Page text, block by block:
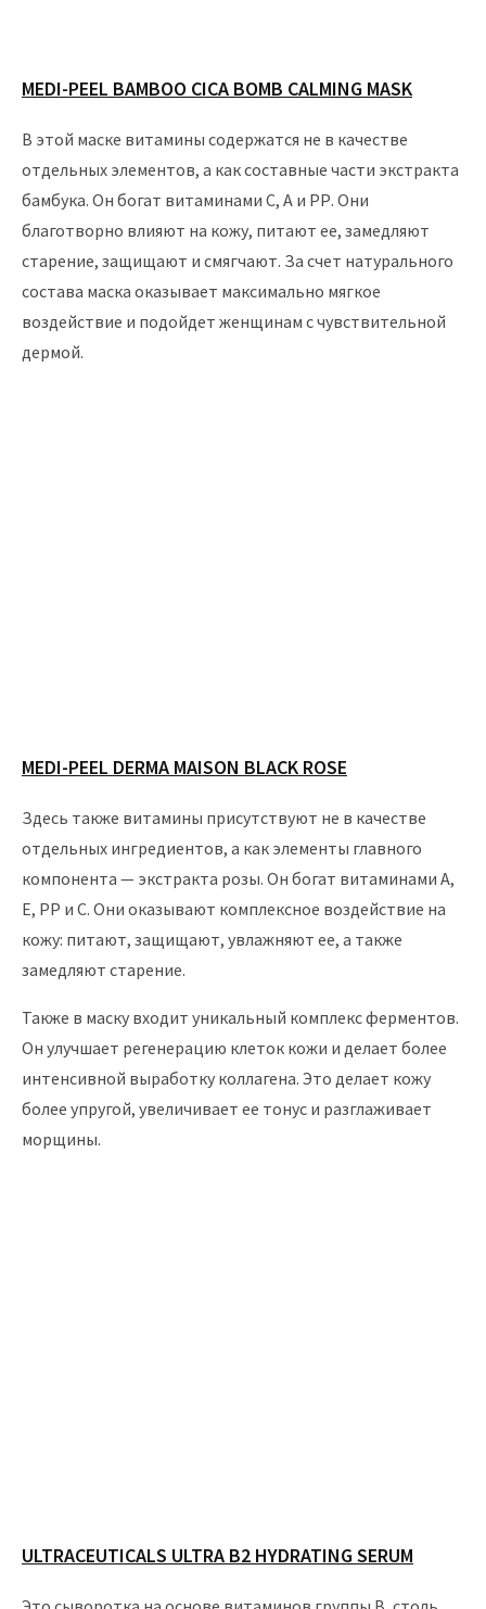
MEDI-PEEL BAMBOO CICA BOMB CALMING MASK
В этой маске витамины содержатся не в качестве
отдельных элементов, а как составные части экстракта
бамбука. Он богат витаминами С, А и РР. Они
благотворно влияют на кожу, питают ее, замедляют
старение, защищают и смягчают. За счет натурального
состава маска оказывает максимально мягкое
воздействие и подойдет женщинам с чувствительной
дермой.
MEDI-PEEL DERMA MAISON BLACK ROSE
Здесь также витамины присутствуют не в качестве
отдельных ингредиентов, а как элементы главного
компонента — экстракта розы. Он богат витаминами А,
Е, РР и С. Они оказывают комплексное воздействие на
кожу: питают, защищают, увлажняют ее, а также
замедляют старение.
Также в маску входит уникальный комплекс ферментов.
Он улучшает регенерацию клеток кожи и делает более
интенсивной выработку коллагена. Это делает кожу
более упругой, увеличивает ее тонус и разглаживает
морщины.
ULTRACEUTICALS ULTRA B2 HYDRATING SERUM